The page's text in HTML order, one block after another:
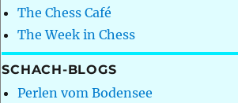
The Chess Café
The Week in Chess
SCHACH-BLOGS
Perlen vom Bodensee